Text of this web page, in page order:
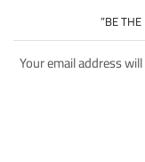
BE
Your email address